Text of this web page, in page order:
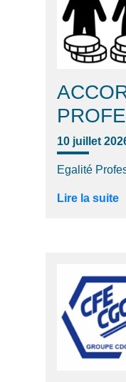
10 juillet
Egalité
Lire la suite